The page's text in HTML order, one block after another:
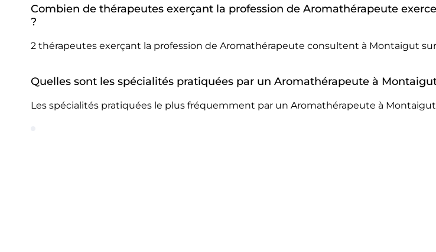
Combien de thérapeutes exerçant la profession de Aromathérapeute
?
2 thérapeutes exerçant la profession de Aromathérapeute consultent à Montaigut sur
Quelles sont les spécialités pratiquées par un Aromathérapeute à
Les spécialités pratiquées le plus fréquemment par un Aromathérapeute à Montaigut